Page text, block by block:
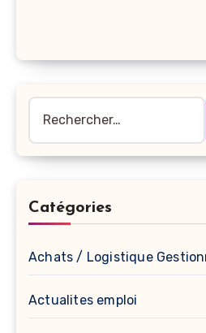
Catégories
Achats / Logistique
Actualites emploi